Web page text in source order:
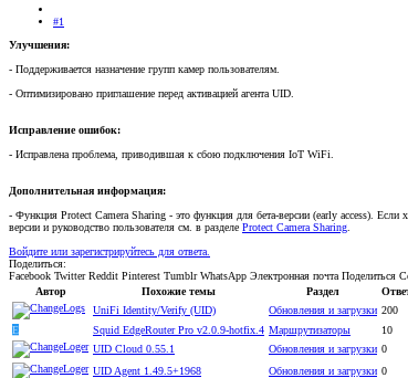
#1
Улучшения:
- Поддерживается назначение групп камер пользователям.
- Оптимизировано приглашение перед активацией агента UID.
Исправление ошибок:
- Исправлена проблема, приводившая к сбою подключения IoT WiFi.
Дополнительная информация:
- Функция Protect Camera Sharing - это функция для бета-версии (early access).
версии и руководство пользователя см. в разделе Protect Camera Sharing
Войдите или зарегистрируйтесь для ответа.
Поделиться:
Facebook Twitter Reddit Pinterest Tumblr WhatsApp Электронная почта Поделиться
Автор
Похожие темы Раздел
UniFi Identity/Verify (UID)
Обновления и загрузки 200
E
Squid EdgeRouter Pro v2.0.9-hotfix.4 Маршрутизаторы 10
UID Cloud 0.55.1
Обновления и загрузки 0
UID Agent 1.49.5+1968
Обновления и загрузки 0